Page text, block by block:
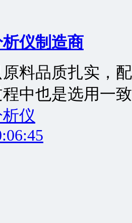
仪制造商
料品质扎实，
中也是选用一
仪